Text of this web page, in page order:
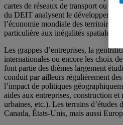
cartes de réseaux de transport ou
du DEIT analysent le
l’économie mondiale des territoires.
particulière aux inégalités spatiales.
Les grappes d’entreprises, la
internationales ou encore les choix
font partie des thèmes largement
conduit par ailleurs régulièrement
l’impact de politiques
aides aux entreprises, construction
urbaines, etc.). Les terrains
Canada, États-Unis, mais aussi